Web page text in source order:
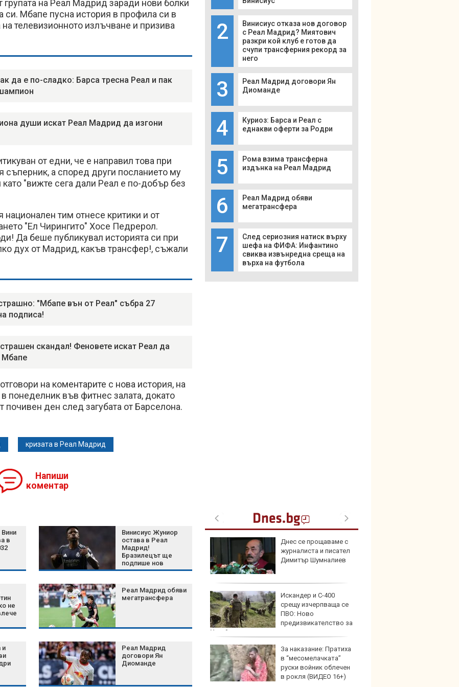
групата на Реал Мадрид заради нови болки
си. Мбапе пусна история в профила си в
телевизионното излъчване и призива
да е по-сладко: Барса тресна Реал и пак
души искат Реал Мадрид да изгони
от едни, че е направил това при
съперник, а според други посланието му
като "вижте сега дали Реал е по-добър без
национален тим отнесе критики и от
"Ел Чирингито" Хосе Педрерол.
Да беше публикувал историята си при
дух от Мадрид, какъв трансфер!, съжали
"Мбапе вън от Реал" събра 27
подписа!
скандал! Феновете искат Реал да
Мбапе
на коментарите с нова история, на
понеделник във фитнес залата, докато
почивен ден след загубата от Барселона.
кризата в Реал Мадрид
Напиши
коментар
2
Винисиус отказа нов договор
с Реал Мадрид? Миятович
разкри кой клуб е готов да
счупи трансферния рекорд за
него
3
Реал Мадрид договори Ян
Диоманде
4
Куриоз: Барса и Реал с
еднакви оферти за Родри
5
Рома взима трансферна
издънка на Реал Мадрид
6
Реал Мадрид обяви
мегатрансфера
7
След сериозния натиск върху
шефа на ФИФА: Инфантино
свиква извънредна среща на
върха на футбола
в
Винисиус Жуниор
остава в Реал
Мадрид!
Бразилецът ще
подпише нов
шестгодишен
не
Реал Мадрид обяви
мегатрансфера
и
Реал Мадрид
договори Ян
Диоманде
Хороскоп за 7 август
2026 г.: Нови
възможности и важни
решения за зодиите
Белият дом избра
Шум, бетон и жеги: Как
животните се
променят, за да
Днес се прощаваме с
журналиста и писател
Димитър Шумналиев
Искандер и С-400
срещу изчерпваща се
ПВО: Ново
предизвикателство за
Украйна
За наказание: Пратиха
в “месомелачката”
руски войник облечен
в рокля (ВИДЕО 16+)